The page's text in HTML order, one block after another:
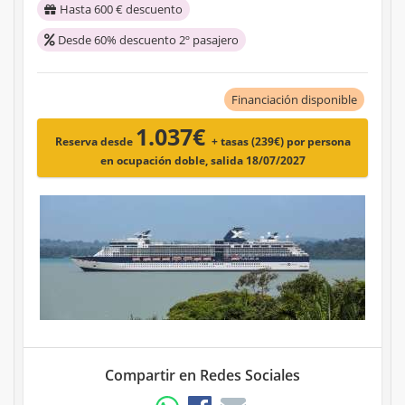
Hasta 600 € descuento
Desde 60% descuento 2º pasajero
Financiación disponible
Reserva desde 1.037€ + tasas (239€) por persona
en ocupación doble, salida 18/07/2027
Compartir en Redes Sociales